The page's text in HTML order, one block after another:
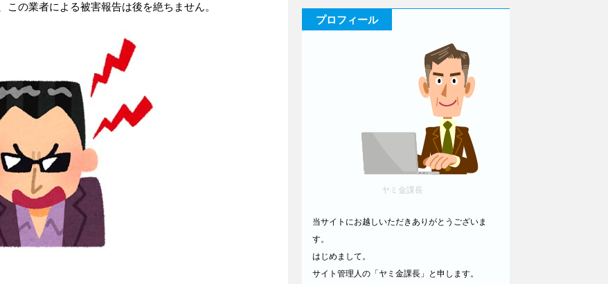
の業者による被害報告は後を絶ちません。
プロフィール
ヤミ金課長
当サイトにお越しいただきありがとうございま
す。
はじめまして。
サイト管理人の「ヤミ金課長」と申します。